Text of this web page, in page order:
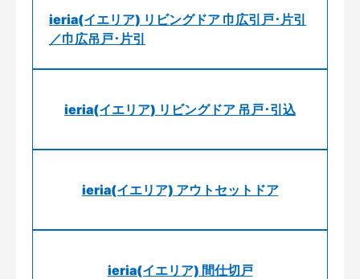
ieria(イエリア) リビングドア 巾広引戸･片引
／巾広吊戸･片引
ieria(イエリア) リビングドア 吊戸･引込
ieria(イエリア) アウトセットドア
ieria(イエリア) 間仕切戸